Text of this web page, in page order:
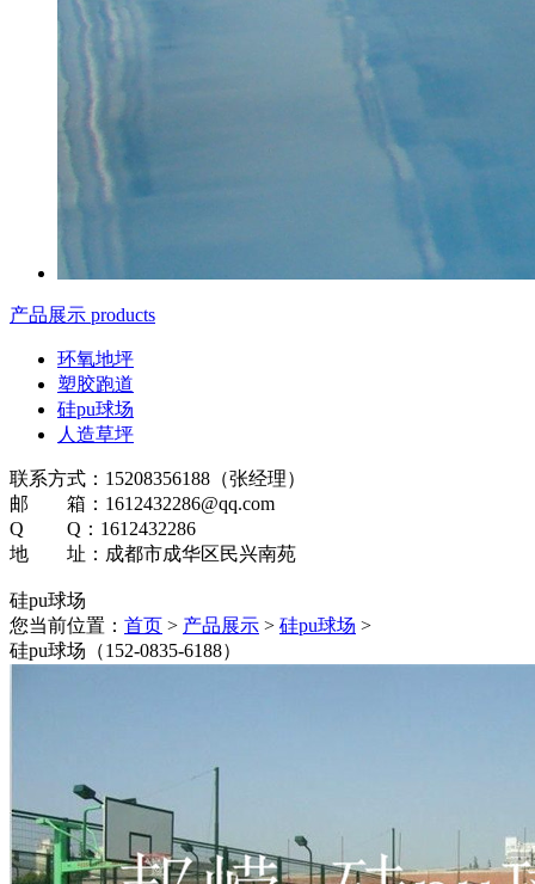
产品展示 products
环氧地坪
塑胶跑道
硅pu球场
人造草坪
联系方式：15208356188（张经理）
邮 箱：1612432286@qq.com
Q Q：1612432286
地 址：成都市成华区民兴南苑
硅pu球场
您当前位置： 首页 > 产品展示 > 硅pu球场 >
硅pu球场（152-0835-6188）